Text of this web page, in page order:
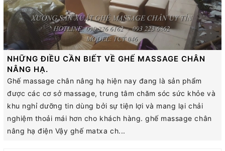
NHỮNG ĐIỀU CẦN BIẾT VỀ GHẾ MASSAGE CHÂN
NÂNG HẠ.
Ghế massage chân nâng hạ hiện nay đang là sản phẩm
được các cơ sở massage, trung tâm chăm sóc sức khỏe và
khu nghỉ dưỡng tin dùng bởi sự tiện lợi và mang lại chải
nghiệm thoải mái hơn cho khách hàng. ghế massage chân
nâng hạ điện Vậy ghế matxa ch...